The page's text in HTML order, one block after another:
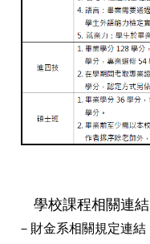
學校課程相關連結
－財金系相關規定連結